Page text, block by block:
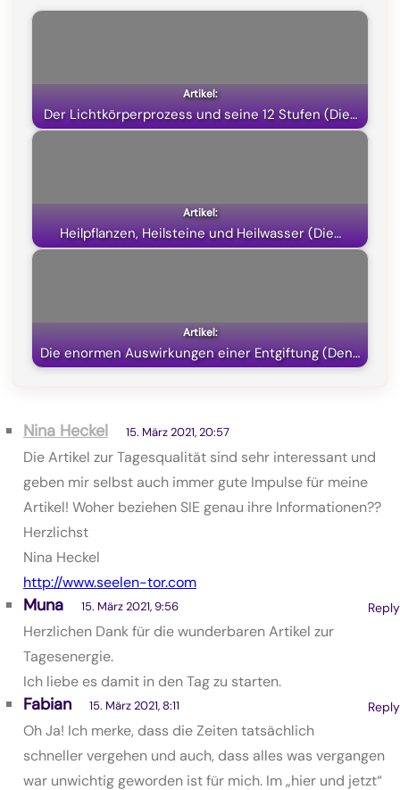
o
k
a
m
p
p
t
e
Der Lichtkörperprozess und seine 12 Stufen (Die…
Heilpflanzen, Heilsteine und Heilwasser (Die…
Die enormen Auswirkungen einer Entgiftung (Den…
Nina Heckel 15. März 2021, 20:57
Die Artikel zur Tagesqualität sind sehr interessant und
geben mir selbst auch immer gute Impulse für meine
Artikel! Woher beziehen SIE genau ihre Informationen??
Herzlichst
Nina Heckel
http://www.seelen-tor.com
Reply
Muna 15. März 2021, 9:56
Herzlichen Dank für die wunderbaren Artikel zur
Tagesenergie.
Ich liebe es damit in den Tag zu starten.
Reply
Fabian 15. März 2021, 8:11
Oh Ja! Ich merke, dass die Zeiten tatsächlich
schneller vergehen und auch, dass alles was vergangen
war unwichtig geworden ist für mich. Im „hier und jetzt“